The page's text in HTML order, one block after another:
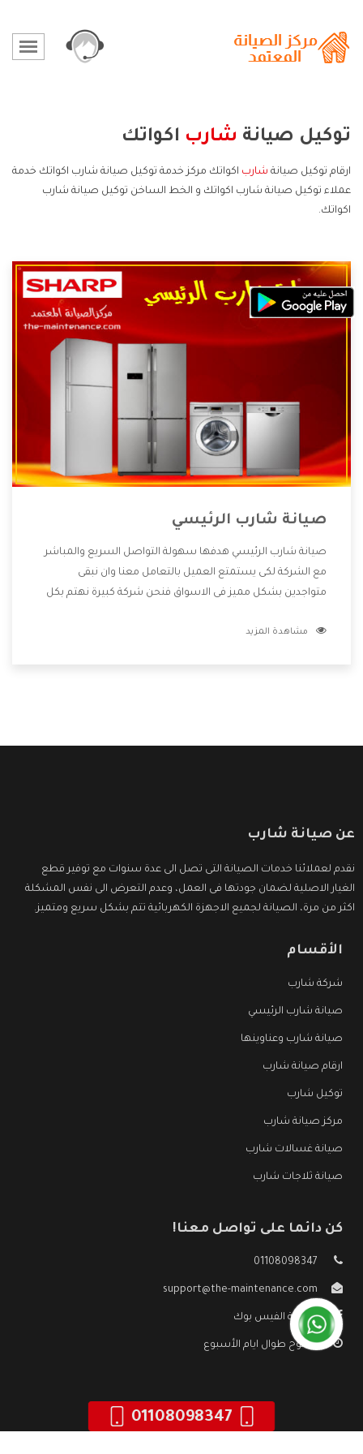
توكيل صيانة شارب اكواتك
ارقام توكيل صيانة شارب اكواتك مركز خدمة توكيل صيانة شارب اكواتك خدمة
عملاء توكيل صيانة شارب اكواتك و الخط الساخن توكيل صيانة شارب
اكواتك.
صيانة شارب الرئيسي
صيانة شارب الرئيسي هدفها سهولة التواصل السريع والمباشر
مع الشركة لكى يستمتع العميل بالتعامل معنا وان نبقى
متواجدين بشكل مميز فى الاسواق فنحن شركة كبيرة نهتم بكل
الشركة بها والتى تكون منها خدمة الصيانة التى تكون من أهم
مشاهدة المزيد
عن صيانة شارب
نقدم لعملائنا خدمات الصيانة التى تصل الى عدة سنوات مع توفير قطع
الغيار الاصلية لضمان جودتها فى العمل، وعدم التعرض الى نفس المشكلة
اكثر من مرة، الصيانة لجميع الاجهزة الكهربائية تتم بشكل سريع ومتميز.
الأقسام
شركة شارب
صيانة شارب الرئيسي
صيانة شارب وعناوينها
ارقام صيانة شارب
توكيل شارب
مركز صيانة شارب
صيانة غسالات شارب
صيانة ثلاجات شارب
كن دائما على تواصل معنا!
01108098347
support@the-maintenance.com
صفحة الفيس بوك
مفتوح طوال ايام الأسبوع
01108098347